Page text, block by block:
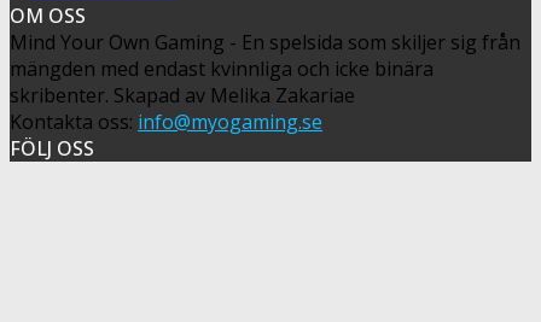
OM OSS
Mind Your Own Gaming - En spelsida som skiljer sig från
mängden med endast kvinnliga och icke binära
skribenter. Skapad av Melika Zakariae
Kontakta oss: info@myogaming.se
FÖLJ OSS